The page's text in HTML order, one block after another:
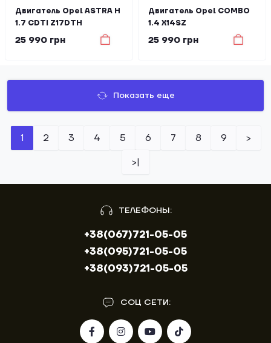
Двигатель Opel ASTRA H
1.7 CDTI Z17DTH
25 990 грн
Двигатель Opel COMBO
1.4 X14SZ
25 990 грн
Показать еще
1 2 3 4 5 6 7 8 9
>
>|
ТЕЛЕФОНЫ:
+38(067)721-05-05
+38(095)721-05-05
+38(093)721-05-05
СОЦ СЕТИ: